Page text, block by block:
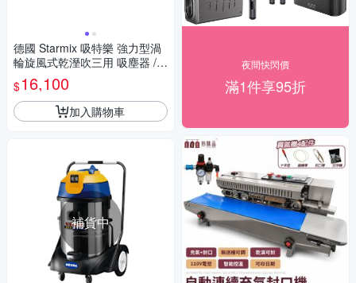
德國 Starmix 吸特樂 強力型渦
輪旋風式乾溼吹三用 吸塵器 /台
NSG-1420
$16,100
加入購物車
補貨中
夜間快閃價
滿1件享95折